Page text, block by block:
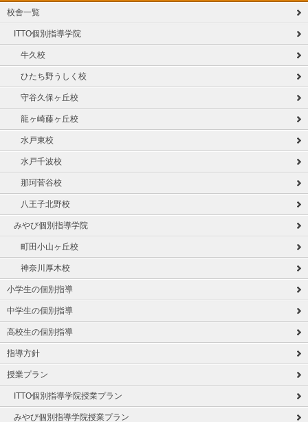
校舎一覧
ITTO個別指導学院
牛久校
ひたち野うしく校
守谷久保ヶ丘校
龍ヶ崎藤ヶ丘校
水戸東校
水戸千波校
那珂菅谷校
八王子北野校
みやび個別指導学院
町田小山ヶ丘校
神奈川厚木校
小学生の個別指導
中学生の個別指導
高校生の個別指導
指導方針
授業プラン
ITTO個別指導学院授業プラン
みやび個別指導学院授業プラン